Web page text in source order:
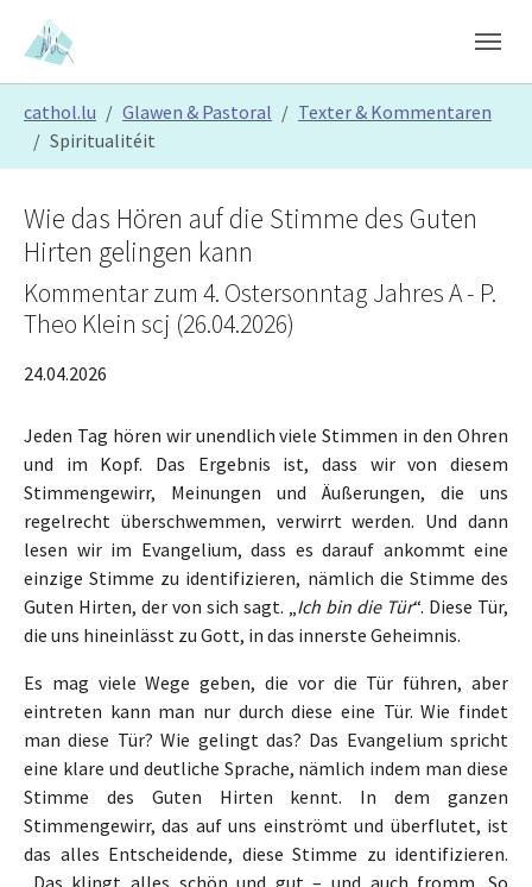
Skip to main content
Skip to page footer
cathol.lu Glawen & Pastoral
Texter & Kommentaren
Spiritualitéit
Wie das Hören auf die Stimme des Guten
Hirten gelingen kann
Kommentar zum 4. Ostersonntag Jahres A - P.
Theo Klein scj (26.04.2026)
24.04.2026
Jeden Tag hören wir unendlich viele Stimmen in den Ohren
und im Kopf. Das Ergebnis ist, dass wir von diesem
Stimmengewirr, Meinungen und Äußerungen, die uns
regelrecht überschwemmen, verwirrt werden. Und dann
lesen wir im Evangelium, dass es darauf ankommt eine
einzige Stimme zu identifizieren, nämlich die Stimme des
Guten Hirten, der von sich sagt. „ Ich bin die Tür“. Diese Tür,
die uns hineinlässt zu Gott, in das innerste Geheimnis.
Es mag viele Wege geben, die vor die Tür führen, aber
eintreten kann man nur durch diese eine Tür. Wie findet
man diese Tür? Wie gelingt das? Das Evangelium spricht
eine klare und deutliche Sprache, nämlich indem man diese
Stimme des Guten Hirten kennt. In dem ganzen
Stimmengewirr, das auf uns einströmt und überflutet, ist
das alles Entscheidende, diese Stimme zu identifizieren.
Das klingt alles schön und gut – und auch fromm. So